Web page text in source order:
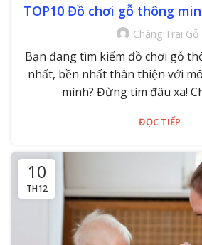
TOP10 Đồ chơi gỗ thông
Chàng Trai Gỗ
Bạn đang tìm kiếm đồ chơi gỗ
nhất, bền nhất thân thiện với
mình? Đừng tìm đâu xa!
ĐỌC TIẾP
10
TH12